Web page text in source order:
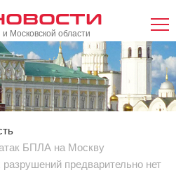
Московской области
БПЛА на Москву
предварительно нет